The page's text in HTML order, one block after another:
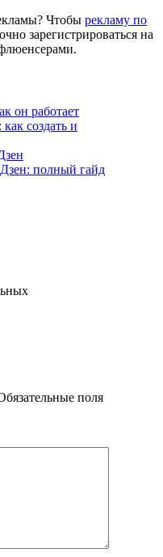
Чтобы рекламу по
зарегистрироваться на
он работает
создать и
полный гайд
поля